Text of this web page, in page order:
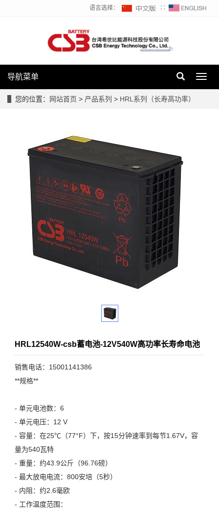
语言选择： ∷
导航菜单
您的位置： 网站首页 > 产品系列 > HRL系列（长寿高功率）
HRL12540W-csb蓄电池-12V540W高功率长寿命电池
销售电话：15001141386
**规格**
- 单元电池数：6
- 单元电压：12 V
- 容量：在25℃（77°F）下，按15分钟速率到每节1.67V，容
量为540瓦特
- 重量：约43.9公斤（96.76磅）
- 最大放电电流：800安培（5秒）
- 内阻：约2.6毫欧
- 工作温度范围：